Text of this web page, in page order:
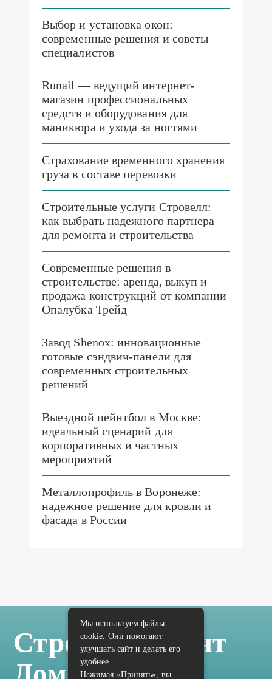
Выбор и установка окон:
современные решения и советы
специалистов
Runail — ведущий интернет-
магазин профессиональных
средств и оборудования для
маникюра и ухода за ногтями
Страхование временного хранения
груза в составе перевозки
Строительные услуги Стровелл:
как выбрать надежного партнера
для ремонта и строительства
Современные решения в
строительстве: аренда, выкуп и
продажа конструкций от компании
Опалубка Трейд
Завод Shenox: инновационные
готовые сэндвич-панели для
современных строительных
решений
Выездной пейнтбол в Москве:
идеальный сценарий для
корпоративных и частных
мероприятий
Металлопрофиль в Воронеже:
надежное решение для кровли и
фасада в России
Стройка Ремонт
Мы используем файлы
cookie. Они помогают
улучшать сайт и делать его
удобнее.
Нажимая «Принять», вы